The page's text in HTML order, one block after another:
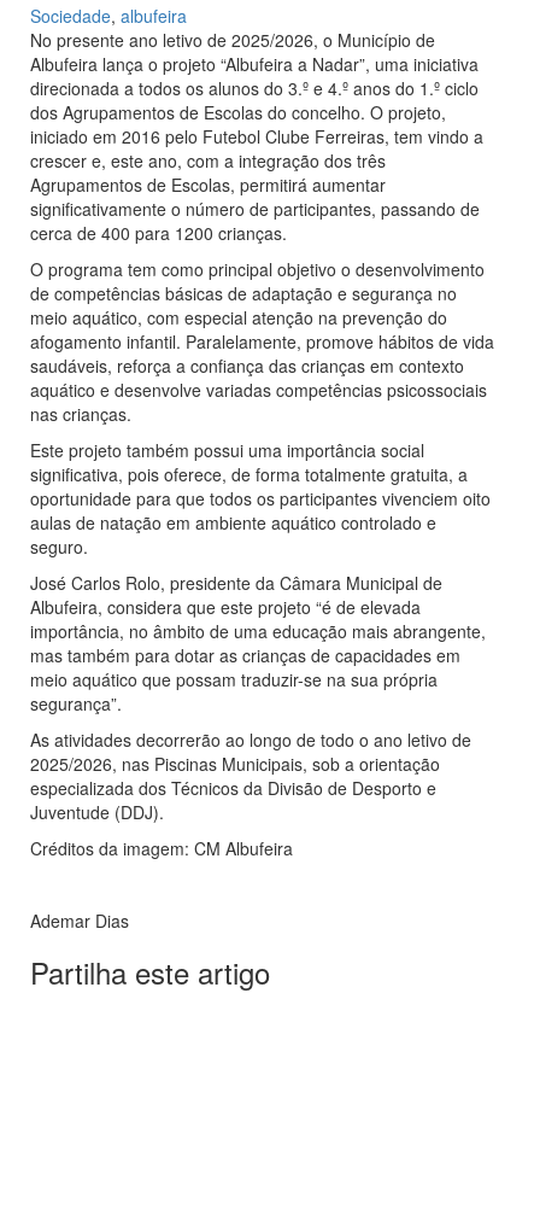
Sociedade, albufeira
No presente ano letivo de 2025/2026, o Município de
Albufeira lança o projeto “Albufeira a Nadar”, uma iniciativa
direcionada a todos os alunos do 3.º e 4.º anos do 1.º ciclo
dos Agrupamentos de Escolas do concelho. O projeto,
iniciado em 2016 pelo Futebol Clube Ferreiras, tem vindo a
crescer e, este ano, com a integração dos três
Agrupamentos de Escolas, permitirá aumentar
significativamente o número de participantes, passando de
cerca de 400 para 1200 crianças.
O programa tem como principal objetivo o desenvolvimento
de competências básicas de adaptação e segurança no
meio aquático, com especial atenção na prevenção do
afogamento infantil. Paralelamente, promove hábitos de vida
saudáveis, reforça a confiança das crianças em contexto
aquático e desenvolve variadas competências psicossociais
nas crianças.
Este projeto também possui uma importância social
significativa, pois oferece, de forma totalmente gratuita, a
oportunidade para que todos os participantes vivenciem oito
aulas de natação em ambiente aquático controlado e
seguro.
José Carlos Rolo, presidente da Câmara Municipal de
Albufeira, considera que este projeto “é de elevada
importância, no âmbito de uma educação mais abrangente,
mas também para dotar as crianças de capacidades em
meio aquático que possam traduzir-se na sua própria
segurança”.
As atividades decorrerão ao longo de todo o ano letivo de
2025/2026, nas Piscinas Municipais, sob a orientação
especializada dos Técnicos da Divisão de Desporto e
Juventude (DDJ).
Créditos da imagem: CM Albufeira
Ademar Dias
Partilha este artigo